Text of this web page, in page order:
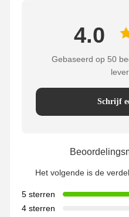
4.0
Gebaseerd op 50
Schrijf
Het volgende is de
5 sterren
4 sterren